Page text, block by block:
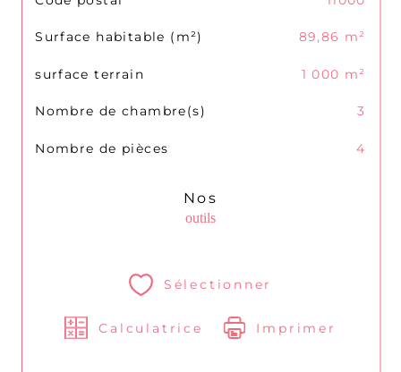
Surface habitable (m²) 89,86 m²
surface terrain 1 000 m²
Nombre de chambre(s) 3
Nombre de pièces 4
Nos
outils
Sélectionner
Calculatrice Imprimer